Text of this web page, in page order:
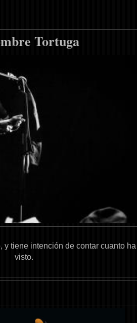
Tortuga
y tiene intención de contar cuanto ha
visto.